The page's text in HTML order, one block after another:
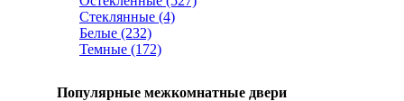
Стеклянные (4)
Белые (232)
Темные (172)
Популярные межкомнатные двери